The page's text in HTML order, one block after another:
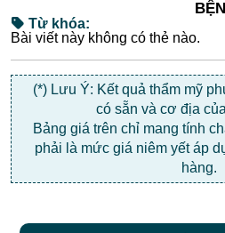
Từ khóa:
Bài viết này không có thẻ nào.
(*) Lưu Ý: Kết quả thẩm mỹ
có sẵn và cơ địa
Bảng giá trên chỉ mang tính
phải là mức giá niêm yết áp
hàng.